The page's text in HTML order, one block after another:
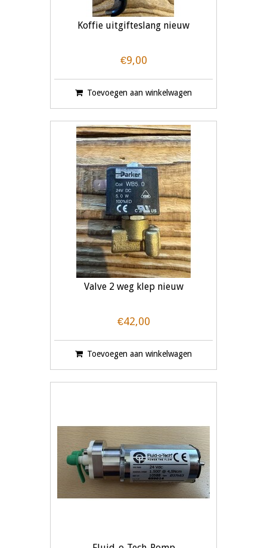
Koffie uitgifteslang nieuw
€9,00
Toevoegen aan winkelwagen
Valve 2 weg klep nieuw
€42,00
Toevoegen aan winkelwagen